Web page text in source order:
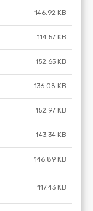
146.92 KB
114.57 KB
152.65 KB
136.08 KB
152.97 KB
143.34 KB
146.89 KB
117.43 KB